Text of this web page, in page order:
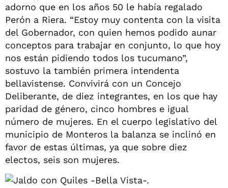
adorno que en los años 50 le había regalado
Perón a Riera. “Estoy muy contenta con la visita
del Gobernador, con quien hemos podido aunar
conceptos para trabajar en conjunto, lo que hoy
nos están pidiendo todos los tucumano”,
sostuvo la también primera intendenta
bellavistense. Convivirá con un Concejo
Deliberante, de diez integrantes, en los que hay
paridad de género, cinco hombres e igual
número de mujeres. En el cuerpo legislativo del
municipio de Monteros la balanza se inclinó en
favor de estas últimas, ya que sobre diez
electos, seis son mujeres.